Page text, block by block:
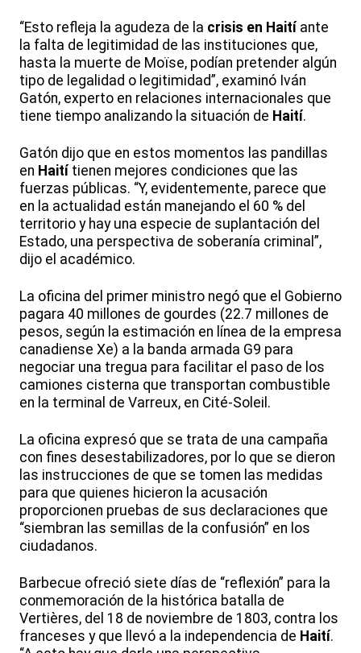
“Esto refleja la agudeza de la crisis en Haití ante
la falta de legitimidad de las instituciones que,
hasta la muerte de Moïse, podían pretender algún
tipo de legalidad o legitimidad”, examinó Iván
Gatón, experto en relaciones internacionales que
tiene tiempo analizando la situación de Haití.
Gatón dijo que en estos momentos las pandillas
en Haití tienen mejores condiciones que las
fuerzas públicas. “Y, evidentemente, parece que
en la actualidad están manejando el 60 % del
territorio y hay una especie de suplantación del
Estado, una perspectiva de soberanía criminal”,
dijo el académico.
La oficina del primer ministro negó que el Gobierno
pagara 40 millones de gourdes (22.7 millones de
pesos, según la estimación en línea de la empresa
canadiense Xe) a la banda armada G9 para
negociar una tregua para facilitar el paso de los
camiones cisterna que transportan combustible
en la terminal de Varreux, en Cité-Soleil.
La oficina expresó que se trata de una campaña
con fines desestabilizadores, por lo que se dieron
las instrucciones de que se tomen las medidas
para que quienes hicieron la acusación
proporcionen pruebas de sus declaraciones que
“siembran las semillas de la confusión” en los
ciudadanos.
Barbecue ofreció siete días de “reflexión” para la
conmemoración de la histórica batalla de
Vertières, del 18 de noviembre de 1803, contra los
franceses y que llevó a la independencia de Haití.